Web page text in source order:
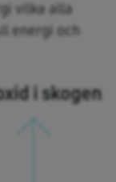
vilka alla
energi och
i skogen